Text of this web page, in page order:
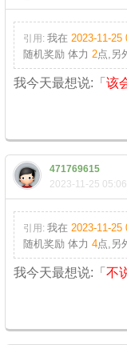
引用: 我在 2023-11-25
随机奖励 体力 2点,另
我今天最想说:「 该
471769615
2023-11-25 05:06
引用: 我在 2023-11-25
随机奖励 体力 4点,另
我今天最想说:「 不